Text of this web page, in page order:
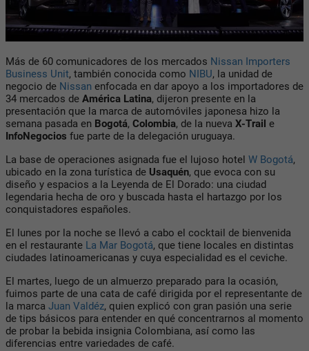
Más de 60 comunicadores de los mercados Nissan Importers
Business Unit, también conocida como NIBU, la unidad de
negocio de Nissan enfocada en dar apoyo a los importadores de
34 mercados de América Latina, dijeron presente en la
presentación que la marca de automóviles japonesa hizo la
semana pasada en Bogotá, Colombia, de la nueva X-Trail e
InfoNegocios fue parte de la delegación uruguaya.
La base de operaciones asignada fue el lujoso hotel W Bogotá,
ubicado en la zona turística de Usaquén, que evoca con su
diseño y espacios a la Leyenda de El Dorado: una ciudad
legendaria hecha de oro y buscada hasta el hartazgo por los
conquistadores españoles.
El lunes por la noche se llevó a cabo el cocktail de bienvenida
en el restaurante La Mar Bogotá, que tiene locales en distintas
ciudades latinoamericanas y cuya especialidad es el ceviche.
El martes, luego de un almuerzo preparado para la ocasión,
fuimos parte de una cata de café dirigida por el representante de
la marca Juan Valdéz, quien explicó con gran pasión una serie
de tips básicos para entender en qué concentrarnos al momento
de probar la bebida insignia Colombiana, así como las
diferencias entre variedades de café.